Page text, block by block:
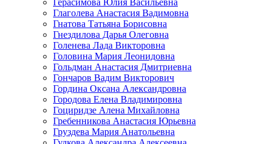
Герасимова Юлия Васильевна
Глаголева Анастасия Вадимовна
Гнатова Татьяна Борисовна
Гнездилова Дарья Олеговна
Голенева Лада Викторовна
Головина Мария Леонидовна
Гольдман Анастасия Дмитриевна
Гончаров Вадим Викторович
Гордина Оксана Александровна
Городова Елена Владимировна
Гоциридзе Алена Михайловна
Гребенникова Анастасия Юрьевна
Груздева Мария Анатольевна